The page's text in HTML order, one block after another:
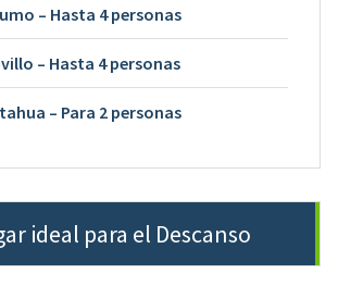
– Hasta 4 personas
– Hasta 4 personas
– Para 2 personas
ideal para el Descanso